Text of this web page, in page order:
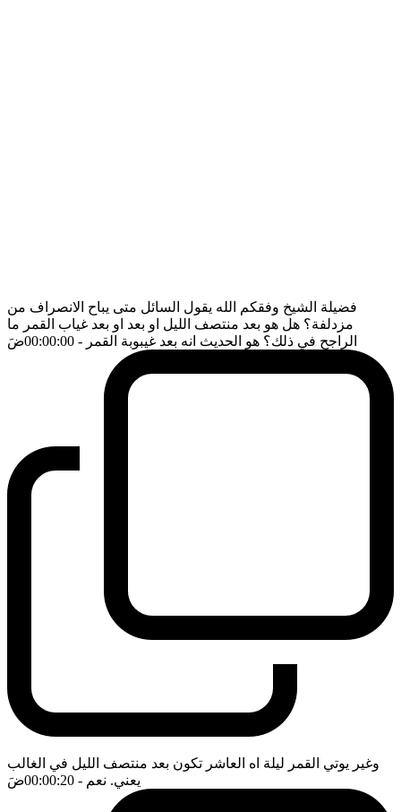
فضيلة الشيخ وفقكم الله يقول السائل متى يباح الانصراف من
مزدلفة؟ هل هو بعد منتصف الليل او بعد او بعد غياب القمر ما
الراجح في ذلك؟ هو الحديث انه بعد غيبوبة القمر - 00:00:00 ضَ
وغير يوتي القمر ليلة اه العاشر تكون بعد منتصف الليل في الغالب
يعني. نعم - 00:00:20 ضَ